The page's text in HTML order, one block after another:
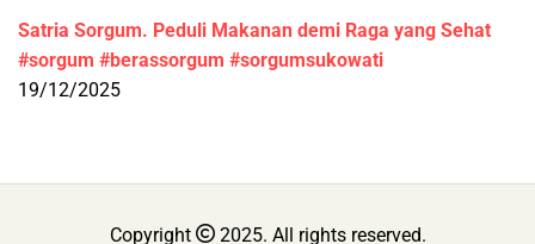
Satria Sorgum. Peduli Makanan demi Raga yang Sehat
#sorgum #berassorgum #sorgumsukowati
19/12/2025
Copyright 2025. All rights reserved.